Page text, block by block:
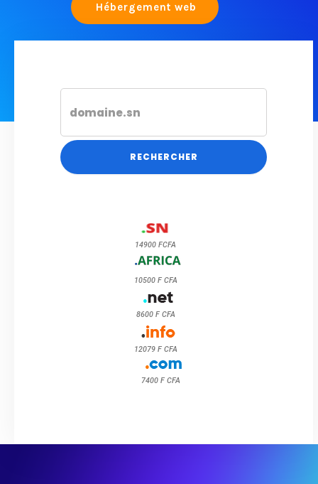
Hébergement web
RECHERCHER
14900 FCFA
10500 F CFA
8600 F CFA
12079 F CFA
7400 F CFA